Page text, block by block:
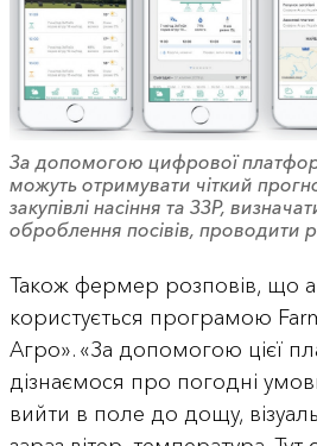
За допомогою цифрової
можуть отримувати чіткий
закупівлі насіння та ЗЗР,
оброблення посівів, проводити
Також фермер розповів, що
користується програмою
Агро». «За допомогою цієї
дізнаємося про погодні
вийти в поле до дощу,